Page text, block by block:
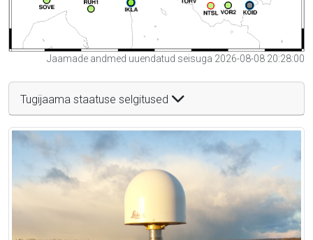
Jaamade andmed uuendatud seisuga 2026-08-08 20:28:00
Tugijaama staatuse selgitused